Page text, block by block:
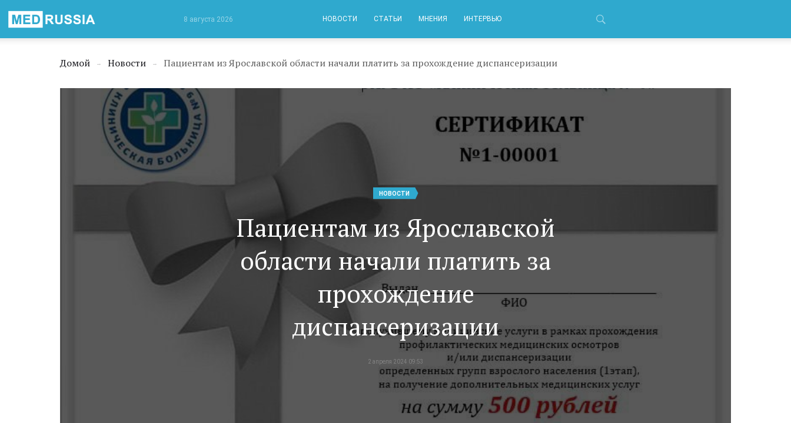
8 августа 2026 НОВОСТИ СТАТЬИ МНЕНИЯ ИНТЕРВЬЮ
Домой → Новости → Пациентам из Ярославской области начали платить за прохождение диспансеризации
НОВОСТИ
Пациентам из Ярославской
области начали платить за
прохождение
диспансеризации
2 апреля 2024 09:53